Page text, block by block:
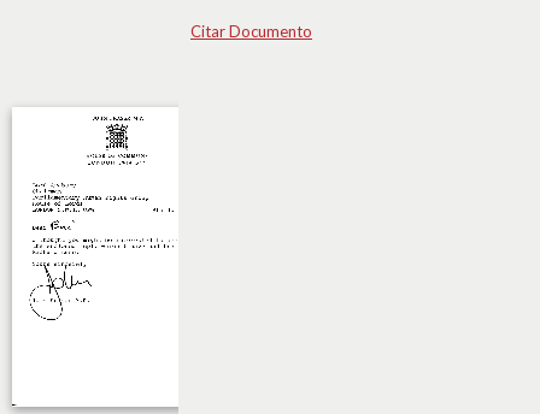
Citar Documento